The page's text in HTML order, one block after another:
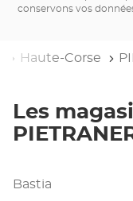
conservons vos
Haute-Corse
Les
Bastia